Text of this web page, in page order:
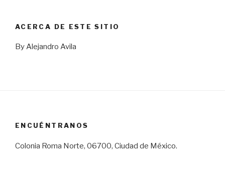
ACERCA DE ESTE SITIO
By Alejandro Avila
ENCUÉNTRANOS
Colonia Roma Norte, 06700, Ciudad de México.